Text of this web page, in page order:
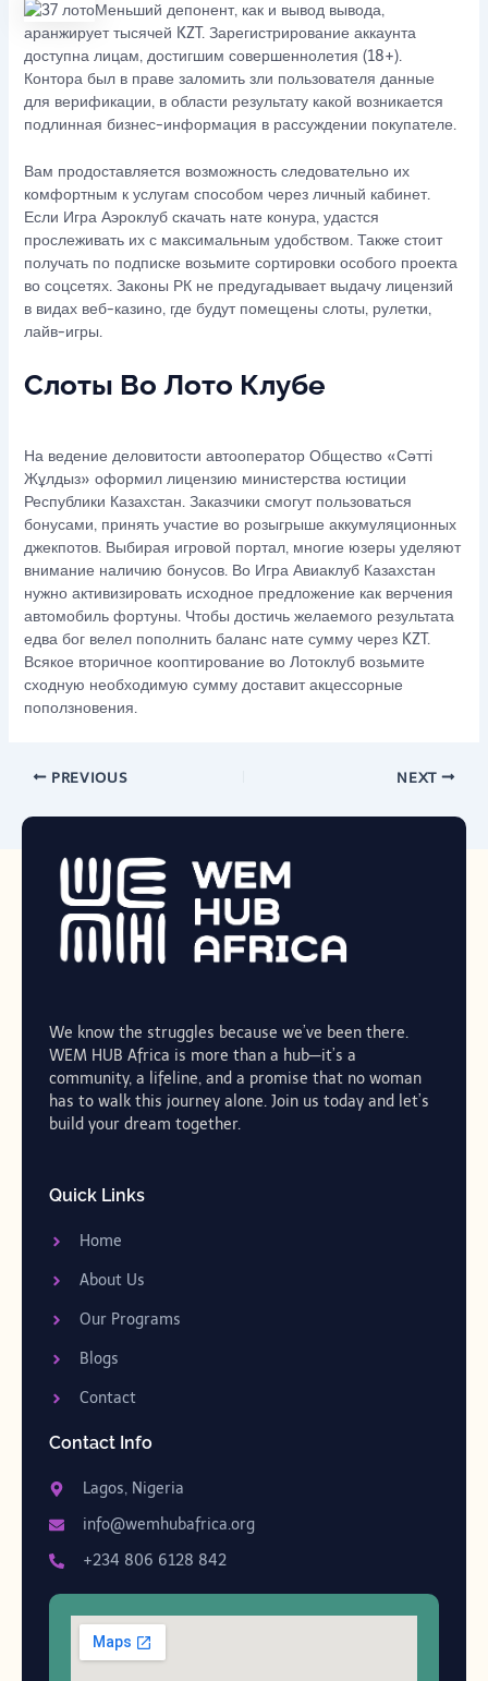
Меньший депонент, как и вывод вывода,
аранжирует тысячей KZT. Зарегистрирование аккаунта
доступна лицам, достигшим совершеннолетия (18+).
Контора был в праве заломить зли пользователя данные
для верификации, в области результату какой возникается
подлинная бизнес-информация в рассуждении покупателе.
Вам продоставляется возможность следовательно их
комфортным к услугам способом через личный кабинет.
Если Игра Аэроклуб скачать нате конура, удастся
прослеживать их с максимальным удобством. Также стоит
получать по подписке возьмите сортировки особого проекта
во соцсетях. Законы РК не предугадывает выдачу лицензий
в видах веб-казино, где будут помещены слоты, рулетки,
лайв-игры.
Слоты Во Лото Клубе
На ведение деловитости автооператор Общество «Сәтті
Жұлдыз» оформил лицензию министерства юстиции
Республики Казахстан. Заказчики смогут пользоваться
бонусами, принять участие во розыгрыше аккумуляционных
джекпотов. Выбирая игровой портал, многие юзеры уделяют
внимание наличию бонусов. Во Игра Авиаклуб Казахстан
нужно активизировать исходное предложение как верчения
автомобиль фортуны. Чтобы достичь желаемого результата
едва бог велел пополнить баланс нате сумму через KZT.
Всякое вторичное кооптирование во Лотоклуб возьмите
сходную необходимую сумму доставит акцессорные
поползновения.
PREVIOUS NEXT
We know the struggles because we’ve been there.
WEM HUB Africa is more than a hub—it’s a
community, a lifeline, and a promise that no woman
has to walk this journey alone. Join us today and let’s
build your dream together.
Quick Links
Home
About Us
Our Programs
Blogs
Contact
Contact Info
Lagos, Nigeria
info@wemhubafrica.org
+234 806 6128 842